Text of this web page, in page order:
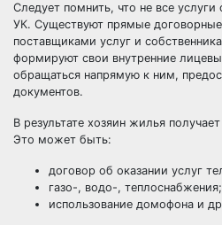
Следует помнить, что не все
УК. Существуют прямые
поставщиками услуг и
формируют свои внутренние
обращаться напрямую к ним,
документов.
В результате хозяин жилья
Это может быть:
договор об оказании услуг
газо-, водо-, теплоснабжения;
использование домофона и